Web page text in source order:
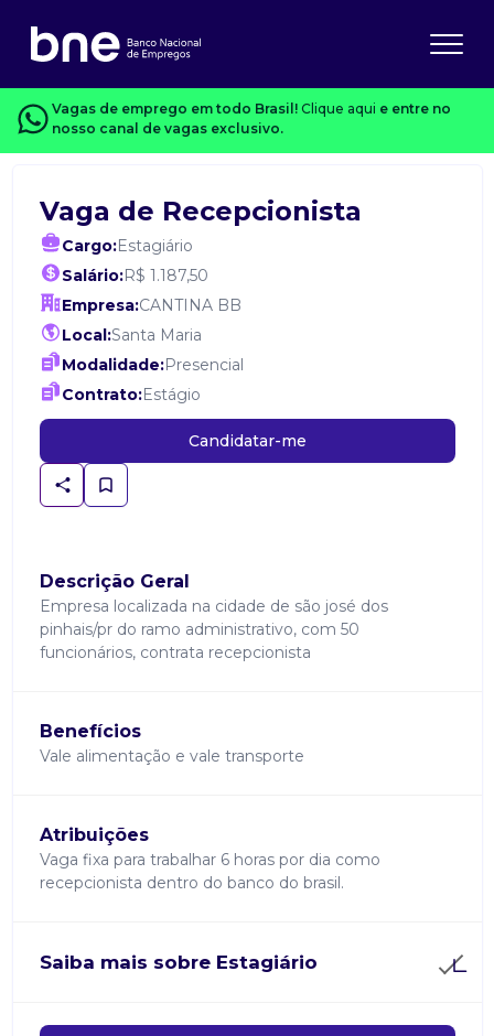
Vagas de emprego em todo Brasil! Clique aqui e entre no
nosso canal de vagas exclusivo.
Vaga de Recepcionista
Cargo:Estagiário
Salário:R$ 1.187,50
Empresa:CANTINA BB
Local:Santa Maria
Modalidade:Presencial
Contrato:Estágio
Candidatar-me
Descrição Geral
Empresa localizada na cidade de são josé dos
pinhais/pr do ramo administrativo, com 50
funcionários, contrata recepcionista
Benefícios
Vale alimentação e vale transporte
Atribuições
Vaga fixa para trabalhar 6 horas por dia como
recepcionista dentro do banco do brasil.
Saiba mais sobre Estagiário